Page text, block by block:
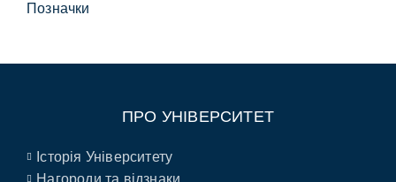
Позначки
ПРО УНІВЕРСИТЕТ
Історія Університету
Нагороди та відзнаки